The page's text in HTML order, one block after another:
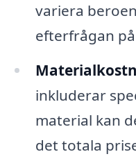
variera
efterfrågan
inkluderar
material kan
det totala